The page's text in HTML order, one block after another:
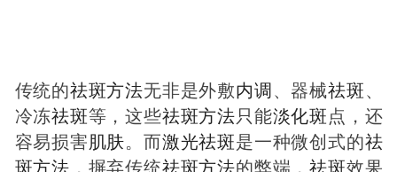
传统的祛斑方法无非是外敷内调 、器械祛斑、
冷冻祛斑等，这些祛斑方法只能淡化斑 点，还
容易损害肌肤。而激光祛斑是一种微创式的祛
斑方法 ，摒弃传统祛斑方法的弊端，祛斑效果